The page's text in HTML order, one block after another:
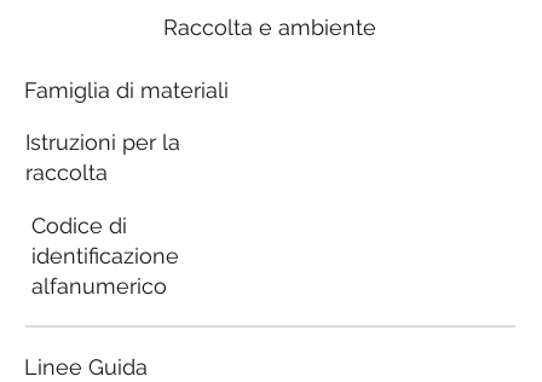
Raccolta e ambiente
Famiglia di materiali
Istruzioni per la
raccolta
Codice di
identificazione
alfanumerico
Linee Guida